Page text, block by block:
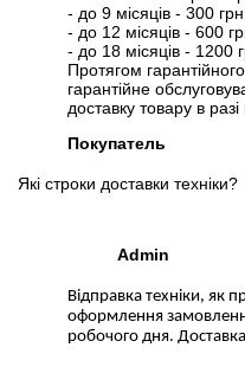
- до 9 місяців - 300
- до 12 місяців - 600
- до 18 місяців - 1200
Протягом
гарантійне
доставку товару в
Покупатель
Які строки доставки техніки?
Admin
Відправка техніки, як
оформлення
робочого дня.